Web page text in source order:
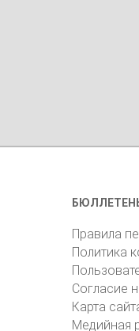
Правила
Политика
Согласие
Карта
Медийная